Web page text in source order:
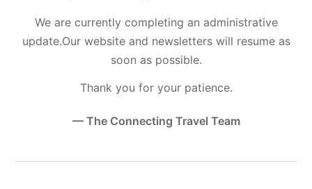
We are currently completing an administrative
update.Our website and newsletters will resume as
soon as possible.
Thank you for your patience.
— The Connecting Travel Team